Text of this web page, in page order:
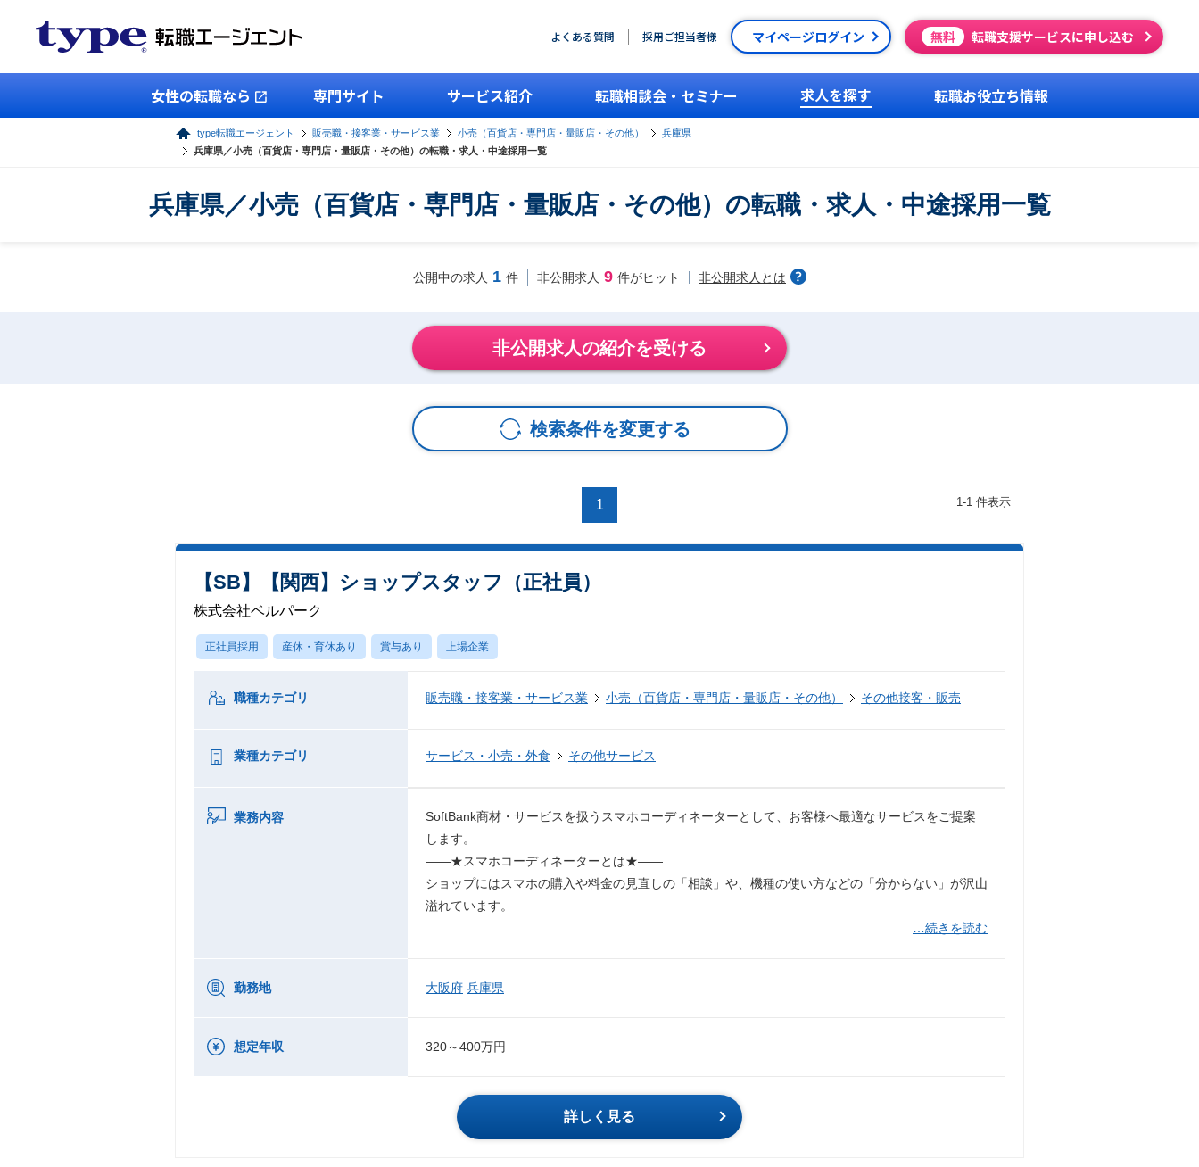
よくある質問 採用ご担当者様 マイページログイン 無料 転職支援サービスに申し込む
女性の転職なら 専門サイト サービス紹介 転職相談会・セミナー 求人を探す 転職お役立ち情報
type転職エージェント 販売職・接客業・サービス業 小売（百貨店・専門店・量販店・その他）
兵庫県
兵庫県／小売（百貨店・専門店・量販店・その他）の転職・求人・中途採用一覧
兵庫県／小売（百貨店・専門店・量販店・その他）の転職・求人・中途採用一覧
公開中の求人 1 件 非公開求人 9 件がヒット 非公開求人とは
非公開求人の紹介を受ける
検索条件を変更する
1 1-1 件表示
【SB】【関西】ショップスタッフ（正社員）
株式会社ベルパーク
正社員採用 産休・育休あり 賞与あり 上場企業
職種カテゴリ 販売職・接客業・サービス業 小売（百貨店・専門店・量販店・その他） その他接客・販売
業種カテゴリ サービス・小売・外食 その他サービス
業務内容
SoftBank商材・サービスを扱うスマホコーディネーターとして、お客様へ最適なサービスをご提案
します。
――★スマホコーディネーターとは★――
ショップにはスマホの購入や料金の見直しの「相談」や、機種の使い方などの「分からない」が沢山
溢れています。
…続きを読む
勤務地 大阪府 兵庫県
想定年収 320～400万円
詳しく見る